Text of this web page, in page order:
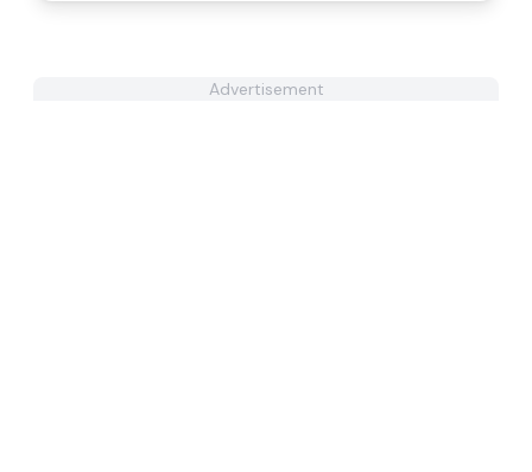
Advertisement